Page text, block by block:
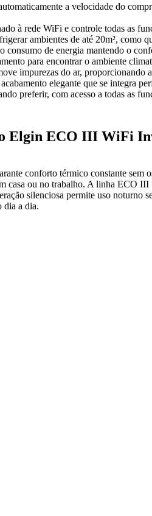
a velocidade do
à rede WiFi e controle todas as
ambientes de até 20m², como
consumo de energia mantendo o
para encontrar o ambiente
impurezas do ar, proporcionando
elegante que se integra
preferir, com acesso a todas as
Elgin ECO III WiFi
conforto térmico constante sem
casa ou no trabalho. A linha ECO
silenciosa permite uso
dia a dia.